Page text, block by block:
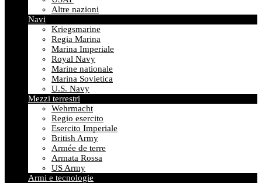
Altre nazioni
Navi
Kriegsmarine
Regia Marina
Marina Imperiale
Royal Navy
Marine nationale
Marina Sovietica
U.S. Navy
Mezzi terrestri
Wehrmacht
Regio esercito
Esercito Imperiale
British Army
Armée de terre
Armata Rossa
US Army
Armi e tecnologie